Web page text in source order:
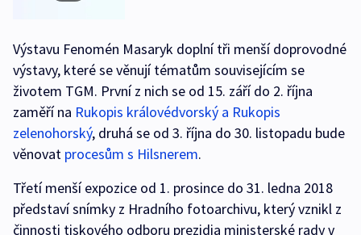
Výstavu Fenomén Masaryk doplní tři menší doprovodné
výstavy, které se věnují tématům souvisejícím se
životem TGM. První z nich se od 15. září do 2. října
zaměří na Rukopis královédvorský a Rukopis
zelenohorský, druhá se od 3. října do 30. listopadu bude
věnovat procesům s Hilsnerem.
Třetí menší expozice od 1. prosince do 31. ledna 2018
představí snímky z Hradního fotoarchivu, který vznikl z
činnosti tiskového odboru prezidia ministerské rady v